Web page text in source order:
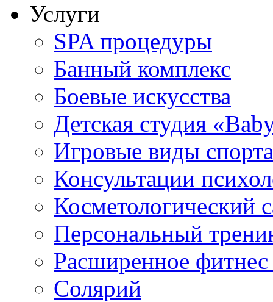
Услуги
SPA процедуры
Банный комплекс
Боевые искусства
Детская студия
Игровые виды спорта
Консультации
Косметологический
Персональный
Расширенное фитнес
Солярий